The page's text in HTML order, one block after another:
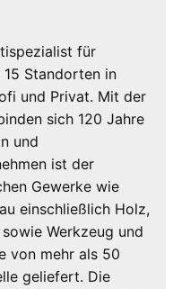
für
15 Standorten in
und Privat. Mit der
sich 120 Jahre
und
ist der
Gewerke wie
einschließlich Holz,
Werkzeug und
von mehr als 50
geliefert. Die